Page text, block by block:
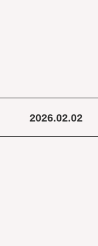
2026.02.02